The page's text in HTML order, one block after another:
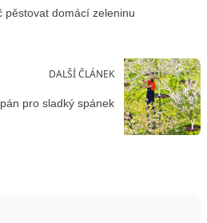
pěstovat domácí zeleninu
DALŠÍ ČLÁNEK
pro sladký spánek